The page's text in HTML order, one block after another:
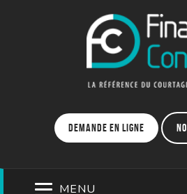
Demande en ligne
MENU